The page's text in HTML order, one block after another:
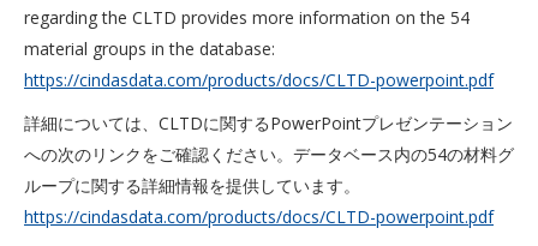
regarding the CLTD provides more information on the 54
material groups in the database:
https://cindasdata.com/products/docs/CLTD-powerpoint.pdf
詳細については、CLTDに関するPowerPointプレゼンテーション
への次のリンクをご確認ください。データベース内の54の材料グ
ループに関する詳細情報を提供しています。
https://cindasdata.com/products/docs/CLTD-powerpoint.pdf